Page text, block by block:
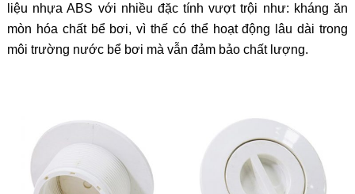
liệu nhựa ABS với nhiều đặc tính vượt trội như: kháng ăn
mòn hóa chất bể bơi, vì thế có thể hoạt động lâu dài trong
môi trường nước bể bơi mà vẫn đảm bảo chất lượng.